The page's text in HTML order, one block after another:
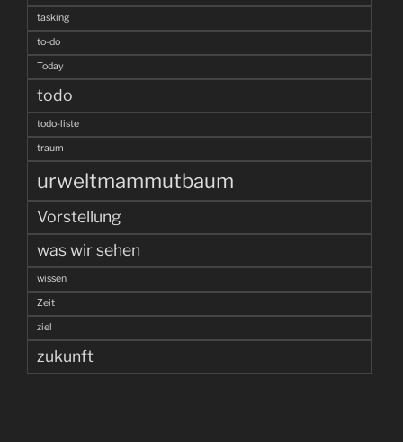
tasking
to-do
Today
todo
todo-liste
traum
urweltmammutbaum
Vorstellung
was wir sehen
wissen
Zeit
ziel
zukunft